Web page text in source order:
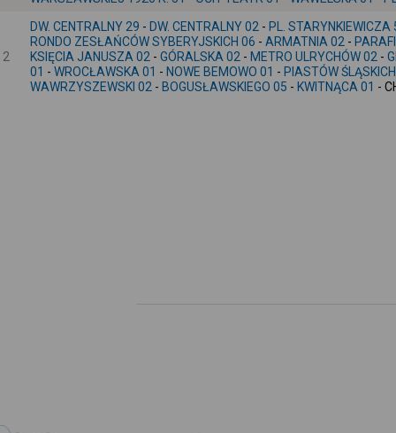
2
DW. CENTRALNY 29 - DW. CENTRALNY 02 - PL. STARYNKIEWICZA
RONDO ZESŁAŃCÓW SYBERYJSKICH 06 - ARMATNIA 02 -
KSIĘCIA JANUSZA 02 - GÓRALSKA 02 - METRO ULRYCHÓW 02 -
01 - WROCŁAWSKA 01 - NOWE BEMOWO 01 - PIASTÓW
WAWRZYSZEWSKI 02 - BOGUSŁAWSKIEGO 05 - KWITNĄCA 01 -